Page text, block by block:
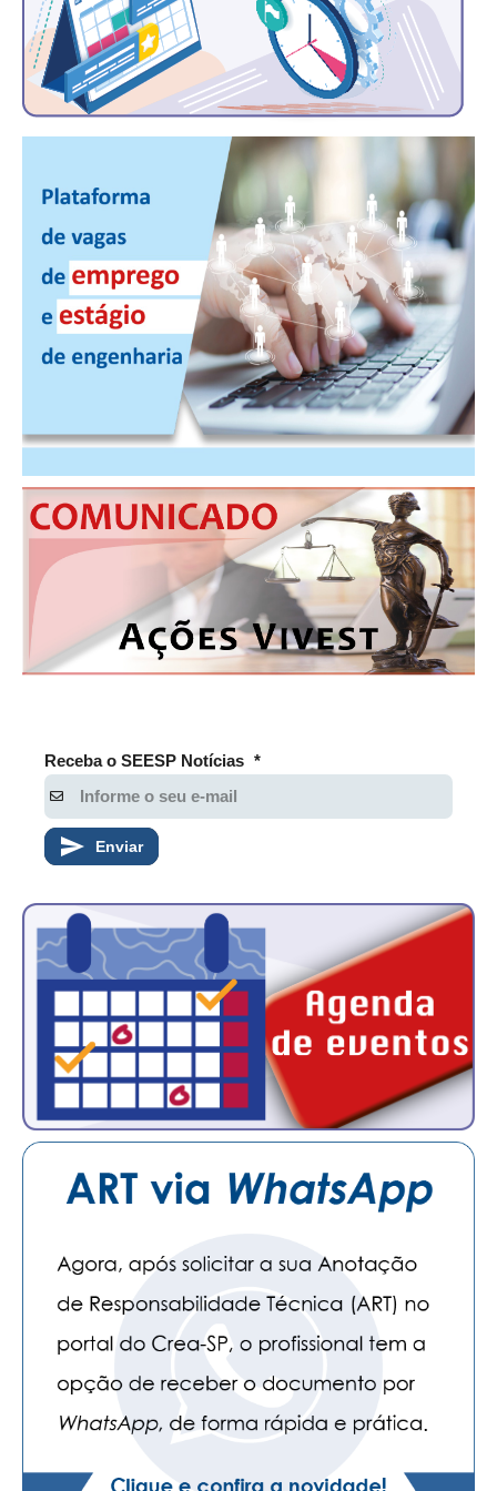
RES 1.002/2002 – CÓDIGO DE ÉTICA
HOMOLOGAÇÕES
PISO SALARIAL
APRESENTAÇÃO
EMPREGO E ESTÁGIO
CARREIRA
AUTÔNOMOS E SERVIÇOS
NEWSLETTER
CONTATO
CURSOS
ENGENHEIRO EMPREENDEDOR
SEESP EDUCAÇÃO
BENEFÍCIOS
APOSENTADORIA
CONVÊNIOS
PLANO DE SAÚDE
SEESPPREV
CONSÓRCIOS
CAMPANHAS SALARIAIS
COMUNICAÇÃO
PALAVRA DO MURILO
NOTÍCIAS
JORNAL DO ENGENHEIRO
AGENDA
SEESP NOTÍCIAS
Receba o SEESP Notícias *
Enviar